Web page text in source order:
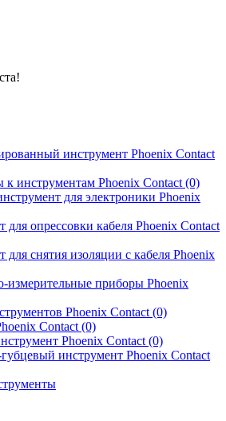
инструмент Phoenix Contact
к инструментам Phoenix Contact (0)
для электроники Phoenix
для опрессовки кабеля Phoenix Contact
для снятия изоляции с кабеля Phoenix
измерительные приборы Phoenix
Phoenix Contact (0)
Contact (0)
Phoenix Contact (0)
инструмент Phoenix Contact